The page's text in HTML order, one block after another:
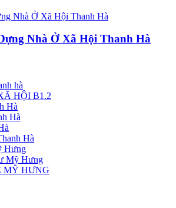
Nhà Ở Xã Hội Thanh Hà
hà
HỘI B1.2
Hà
Hà
Hà
Hưng
Mỹ Hưng
MỸ HƯNG